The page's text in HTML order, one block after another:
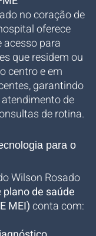
no coração de
oferece
acesso para
que residem ou
centro e em
garantindo
de
de rotina.
para o
Wilson Rosado
plano de saúde
MEI) conta com: